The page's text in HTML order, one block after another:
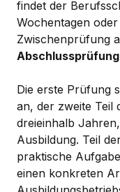
findet der
Wochentagen
Zwischenprüfung
Die erste Prüfung
an, der zweite Teil
dreieinhalb
Ausbildung. Teil
praktische
einen konkreten